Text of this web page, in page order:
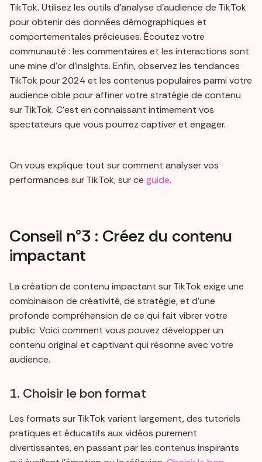
TikTok. Utilisez les outils d'analyse d’audience de TikTok
pour obtenir des données démographiques et
comportementales précieuses. Écoutez votre
communauté : les commentaires et les interactions sont
une mine d'or d'insights. Enfin, observez les tendances
TikTok pour 2024 et les contenus populaires parmi votre
audience cible pour affiner votre stratégie de contenu
sur TikTok. C'est en connaissant intimement vos
spectateurs que vous pourrez captiver et engager.
On vous explique tout sur comment analyser vos
performances sur TikTok, sur ce guide.
Conseil n°3 : Créez du contenu
impactant
La création de contenu impactant sur TikTok exige une
combinaison de créativité, de stratégie, et d'une
profonde compréhension de ce qui fait vibrer votre
public. Voici comment vous pouvez développer un
contenu original et captivant qui résonne avec votre
audience.
1. Choisir le bon format
Les formats sur TikTok varient largement, des tutoriels
pratiques et éducatifs aux vidéos purement
divertissantes, en passant par les contenus inspirants